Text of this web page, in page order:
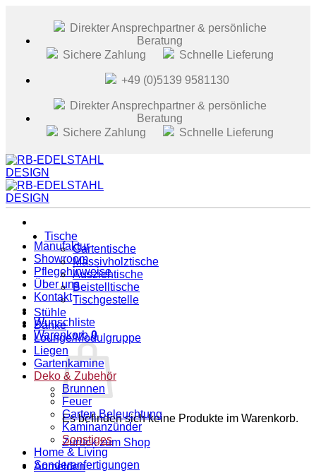
Direkter Ansprechpartner & persönliche
Beratung
Sichere Zahlung
Schnelle Lieferung
+49 (0)5139 9581130
Direkter Ansprechpartner & persönliche
Beratung
Sichere Zahlung
Schnelle Lieferung
Manufaktur
Showroom
Pflegehinweise
Über uns
Kontakt
Wunschliste
Warenkorb0
Es befinden sich keine Produkte im Warenkorb.
Zurück zum Shop
Anmelden
Tische
Gartentische
Massivholztische
Ausziehtische
Beistelltische
Tischgestelle
Stühle
Bänke
Lounge/Modulgruppe
Liegen
Gartenkamine
Deko & Zubehör
Brunnen
Feuer
Garten Beleuchtung
Kaminanzünder
Sonstiges
Home & Living
Sonderanfertigungen